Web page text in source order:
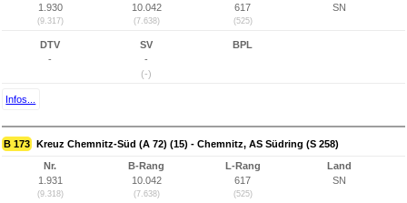
1.930
(9.317)
10.042
(7.638)
617
(525)
SN
DTV
-
SV
-
(-)
BPL
Infos...
B 173 Kreuz Chemnitz-Süd (A 72) (15) - Chemnitz, AS Südring (S 258)
Nr.
1.931
(9.318)
B-Rang
10.042
(7.638)
L-Rang
617
(525)
Land
SN